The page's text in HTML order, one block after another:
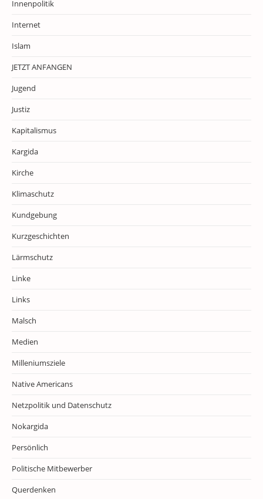
Innenpolitik
Internet
Islam
JETZT ANFANGEN
Jugend
Justiz
Kapitalismus
Kargida
Kirche
Klimaschutz
Kundgebung
Kurzgeschichten
Lärmschutz
Linke
Links
Malsch
Medien
Milleniumsziele
Native Americans
Netzpolitik und Datenschutz
Nokargida
Persönlich
Politische Mitbewerber
Querdenken